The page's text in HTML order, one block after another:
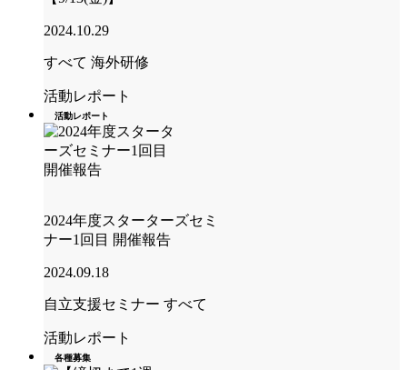
2024.10.29
すべて 海外研修
活動レポート
活動レポート
2024年度スターターズセミ
ナー1回目 開催報告
2024.09.18
自立支援セミナー すべて
活動レポート
各種募集